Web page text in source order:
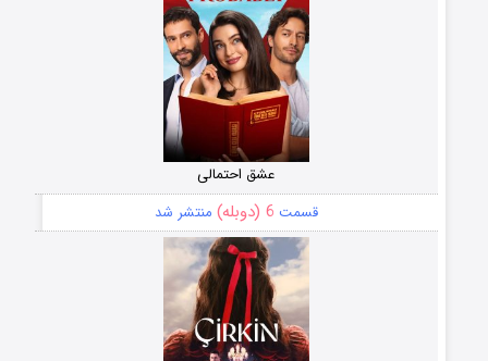
عشق احتمالی
قسمت 6 (دوبله) منتشر شد